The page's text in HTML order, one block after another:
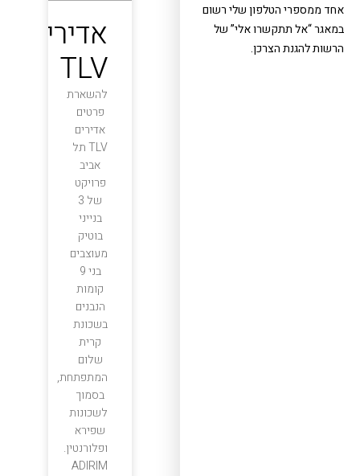
אדירים
TLV
להשארת
פרטים
אדירים
TLV תל
אביב
פרויקט
של 3
בנייני
בוטיק
מעוצבים
בני 9
קומות
הנבנים
בשכונת
קרית
שלום
המתפתחת,
בסמוך
לשכונות
שפירא
ופלורנטין.
ADIRIM
אחד ממספרי הטלפון שלי רשום
במאגר “אל תתקשרו אלי” של
הרשות להגנת הצרכן.